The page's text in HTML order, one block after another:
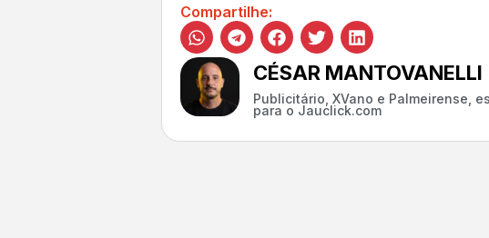
Compartilhe:
CÉSAR MANTOVANELLI
Publicitário, XVano e Palmeirense,
para o Jauclick.com